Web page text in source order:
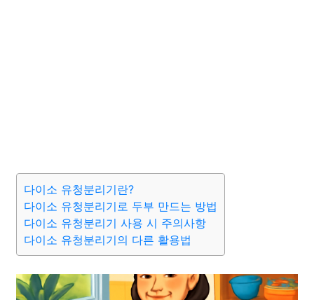
다이소 유청분리기란?
다이소 유청분리기로 두부 만드는 방법
다이소 유청분리기 사용 시 주의사항
다이소 유청분리기의 다른 활용법